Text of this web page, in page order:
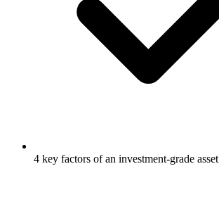
4 key factors of an investment-grade asset​​​​‌ ‍ ​‍​‍‌‍ ‌ ​‍‌‍‍‌‌‍‌ ‌‍‍‌‌‍ ‍​‍​‍​ ‍‍​‍​‍‌ ​ ‌‍​‌‌‍ ‍‌‍‍‌‌ ‌​‌ ‍‌​‍ ‍‌‍‍‌‌‍ ​‍​‍​‍ ​​‍​‍‌‍‍​‌ ​‍‌‍‌‌‌‍‌‍​‍​‍​ ‍‍​‍​‍‌‍‍​‌ ‌​‌ ‌​‌ ​​‌ ​ ​ ‍‍​‍ ​‍ ‌‍​‍‌‍‌‍‌ ​​​‍ ‌‌ ​​‌ ​‍‌‍ ‌ ​​‌‍‌‌‌ ​‍‌ ‌​‌ ‍‌​‍ ‌‌‍‌ ‌ ​‍‌‍ ‌ ‌‌‌ ​​​‍ ‍‌ ‌‍‌‍‌‌‌ ​‍‌‍​ ‌‍‌‌‌‍ ​​‍ ‍‌‍​‌‌ ​​‌ ​​​‍ ‌ ​ ‌ ‌​‌ ‌‌‌‍‌​‌‍‍‌‌‍ ​‍ ‌‍‍‌‌‍ ‍‌ ‌​‌‍‌‌‌‍ ‍‌ ‌​​‍ ‌‍‌‌‌‍‌​‌‍‍‌‌ ‌​​‍ ‌‍ ‌‌‍ ‌‍‌​‌‍‌‌​ ‌‌ ​​‌ ​‍‌‍‌‌‌ ​ ‌‍‌‌‌‍ ‍‌ ‌​‌‍​‌‌ ‌​‌‍‍‌‌‍ ‌‍ ‍​ ‍ ‌‍‍‌‌‍‌​​ ‌‌‍‍​‌‍ ‌‍ ‌‌‍‌‌‌‌​​‌‍​‌‌‍‌ ‌‍‌‌​ ‍ ‌ ‌​‌ ‍‌‌ ​​‌‍‌‌​ ‌‌‍‍​‌‍ ‌‍ ‌‌‍‌‌‌‌​​‌‍​‌‌‍‌ ‌‍‌‌​ ‍ ‌ ​​‌‍​‌‌ ‌​‌‍‍​​ ‌‌‍‌ ‌ ‌‌‌‍‍‌‌‍‌​‌‍‌‌‌ ​ ‌​​‍‌‍ ​‌‍ ‌‍​ ‌‍‍ ​‍ ‍‌‍‌ ‌ ‌‌‌‍‍‌‌‍‌​‌‍‌‌‌ ​ ​‍‌‌​ ‌‌‌​​‍‌‌ ‌‍‍ ‌‍‌‌‌ ‍‌​‍‌‌​ ​ ‌​‌​​‍‌‌​ ​ ‌​‌​​‍‌‌​ ​‍​ ​‍‌‍‌ ​‍ ‌​ ​‌​‍‌‌​ ​‍​ ​‍​‍‌‌​ ‌‌‌​‌​​‍ ‍‌‍​‍‌ ‌‌‌‍ ​‌‍ ​‌‍‌‌‌ ‌​‌ ​ ​‍‌‌​ ‌‌‌​​‍​ ​‌​‍‌‌​ ‌‌‌​‌​​ ‌‍​‍‌‍​‌‌ ​ ‌‍‌‌‌‌‌‌‌ ​‍‌‍ ​​ ‌‌‍‍​‌ ‌​‌ ‌​‌ ​​‌ ​ ​‍‌‌​ ​ ‌​​‌​‍‌‌​ ​‍‌​‌‍​‍‌‌​ ​‍‌​‌‍‌‍​‍‌‍‌‍‌ ​​​‍ ‌‌ ​​‌ ​‍‌‍ ‌ ​​‌‍‌‌‌ ​‍‌ ‌​‌ ‍‌​‍ ‌‌‍‌ ‌ ​‍‌‍ ‌ ‌‌‌ ​​​‍ ‍‌ ‌‍‌‍‌‌‌ ​‍‌‍​ ‌‍‌‌‌‍ ​​‍ ‍‌‍​‌‌ ​​‌ ​​​‍‌‌​ ​‍‌​‌‍‌ ​ ‌ ‌​‌ ‌‌‌‍‌​‌‍‍‌‌‍ ​‍‌‍‌‍‍‌‌‍‌​​ ‌‌‍‍​‌‍ ‌‍ ‌‌‍‌‌‌‌​​‌‍​‌‌‍‌ ‌‍‌‌​‍‌‍‌ ‌​‌ ‍‌‌ ​​‌‍‌‌​ ‌‌‍‍​‌‍ ‌‍ ‌‌‍‌‌‌‌​​‌‍​‌‌‍‌ ‌‍‌‌​‍‌‍‌ ​​‌‍​‌‌ ‌​‌‍‍​​ ‌‌‍‌ ‌ ‌‌‌‍‍‌‌‍‌​‌‍‌‌‌ ​ ‌​​‍‌‍ ​‌‍ ‌‍​ ‌‍‍ ​‍ ‍‌‍‌ ‌ ‌‌‌‍‍‌‌‍‌​‌‍‌‌‌ ​ ​‍‌‌​ ‌‌‌​​‍‌‌ ‌‍‍ ‌‍‌‌‌ ‍‌​‍‌‌​ ​ ‌​‌​​‍‌‌​ ​ ‌​‌​​‍‌‌​ ​‍​ ​‍‌‍‌ ​‍ ‌​ ​‌​‍‌‌​ ​‍​ ​‍​‍‌‌​ ‌‌‌​‌​​‍ ‍‌‍​‍‌ ‌‌‌‍ ​‌‍ ​‌‍‌‌‌ ‌​‌ ​ ​‍‌‌​ ‌‌‌​​‍​ ​‌​‍‌‌​ ‌‌‌​‌​​‍‌‍‌ ​​‌‍‌‌‌ ​‍‌ ​ ‌ ​​‌‍‌‌‌‍​ ‌ ‌​‌‍‍‌‌ ‌‍‌‍‌‌​ ‌‌ ​​‌ ‌‌‌‍​‍‌‍ ​‌‍‍‌‌ ​ ‌‍‍​‌‍‌‌‌‍‌​​‍​‍‌ ‌